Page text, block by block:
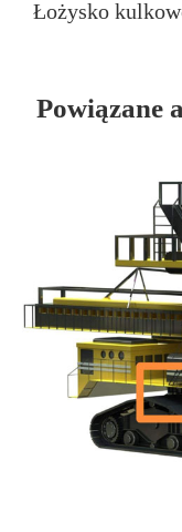
Łożysko
Powiązane